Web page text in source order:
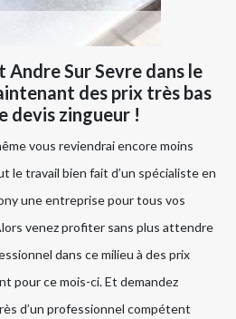
Andre Sur Sevre dans le
des prix très bas
devis zingueur !
vous reviendrai encore moins
le travail bien fait d’un spécialiste en
une entreprise pour tous vos
venez profiter sans plus attendre
dans ce milieu à des prix
pour ce mois-ci. Et demandez
d’un professionnel compétent